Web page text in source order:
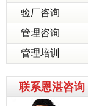
验厂咨询
管理咨询
管理培训
联系恩湛咨询